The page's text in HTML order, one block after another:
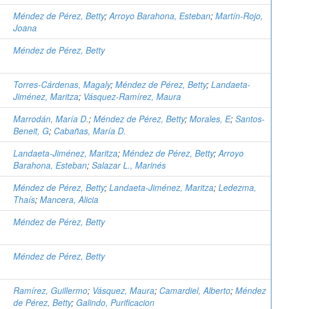
Méndez de Pérez, Betty;Arroyo Barahona, Esteban; Martín-Rojo,
Joana
Méndez de Pérez, Betty
Torres-Cárdenas, Magaly; Méndez de Pérez, Betty; Landaeta-
Jiménez, Maritza; Vásquez-Ramírez, Maura
Marrodán, María D.; Méndez de Pérez, Betty; Morales, E; Santos-
Beneit, G; Cabañas, María D.
Landaeta-Jiménez, Maritza; Méndez de Pérez, Betty;Arroyo
Barahona, Esteban; Salazar L., Marinés
Méndez de Pérez, Betty; Landaeta-Jiménez, Maritza; Ledezma,
Thaís; Mancera, Alicia
Méndez de Pérez, Betty
Méndez de Pérez, Betty
Ramírez, Guillermo; Vásquez, Maura; Camardiel, Alberto; Méndez
de Pérez, Betty; Galindo, Purificacion